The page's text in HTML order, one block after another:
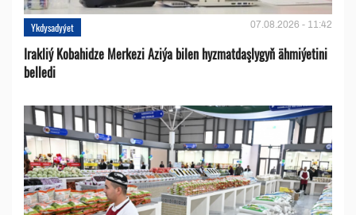
Ykdysadyýet 07.08.2026 - 11:42
Irakliý Kobahidze Merkezi Aziýa bilen hyzmatdaşlygyň ähmiýetini
belledi